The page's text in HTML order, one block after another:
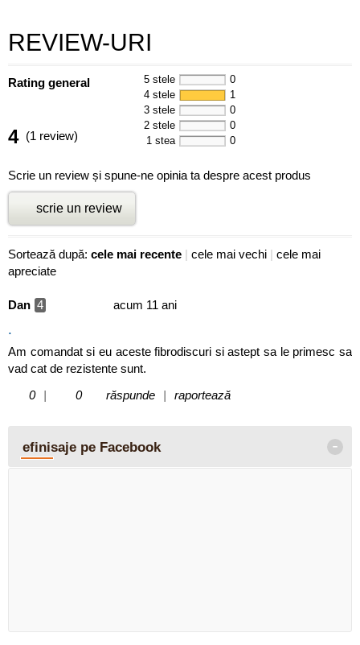
REVIEW-URI
Rating general
4 (1 review)
5 stele
0
4 stele
1
3 stele
0
2 stele
0
1 stea
0
Scrie un review și spune-ne opinia ta despre acest produs
scrie un review
Sortează după: cele mai recente | cele mai vechi | cele mai
apreciate
Dan 4 acum 11 ani
.
Am comandat si eu aceste fibrodiscuri si astept sa le primesc sa
vad cat de rezistente sunt.
0
| 0 răspunde | raportează
efinisaje pe Facebook -